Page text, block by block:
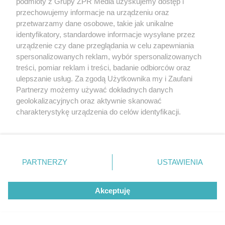
Żadna mucha nie wleci do twojego
domu
ZOBACZ WIĘCEJ
przechowujemy informacje na urządzeniu oraz
przetwarzamy dane osobowe, takie jak unikalne
identyfikatory, standardowe informacje wysyłane przez
urządzenie czy dane przeglądania w celu zapewniania
spersonalizowanych reklam, wybór spersonalizowanych
treści, pomiar reklam i treści, badanie odbiorców oraz
ulepszanie usług. Za zgodą Użytkownika my i Zaufani
Partnerzy możemy używać dokładnych danych
geolokalizacyjnych oraz aktywnie skanować
charakterystykę urządzenia do celów identyfikacji.
zmienić/wycofać klikając przycisk ustawień prywatności
znajdujący się w lewym dolnym rogu strony
rodzaje przetwarzania danych nie wymagają zgody
użytkownika, ale masz prawo sprzeciwić się takiemu
przetwarzaniu. Preferencje będą miały zastosowanie tylko
PARTNERZY USTAWIENIA
Akceptuję